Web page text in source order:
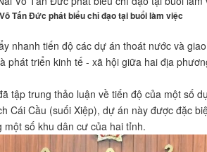
Tấn Đức phát biểu chỉ đạo tại buổi làm việc
nhanh tiến độ các dự án thoát nước và
phát triển kinh tế - xã hội giữa hai địa
tập trung thảo luận về tiến độ của một số
Cái Cầu (suối Xiệp), dự án này được đặc
số khu dân cư của hai tỉnh.